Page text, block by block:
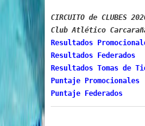
CIRCUITO de CLUBES
Club Atlético
Resultados
Resultados Federados
Resultados Tomas de
Puntaje Promocionales
Puntaje Federados